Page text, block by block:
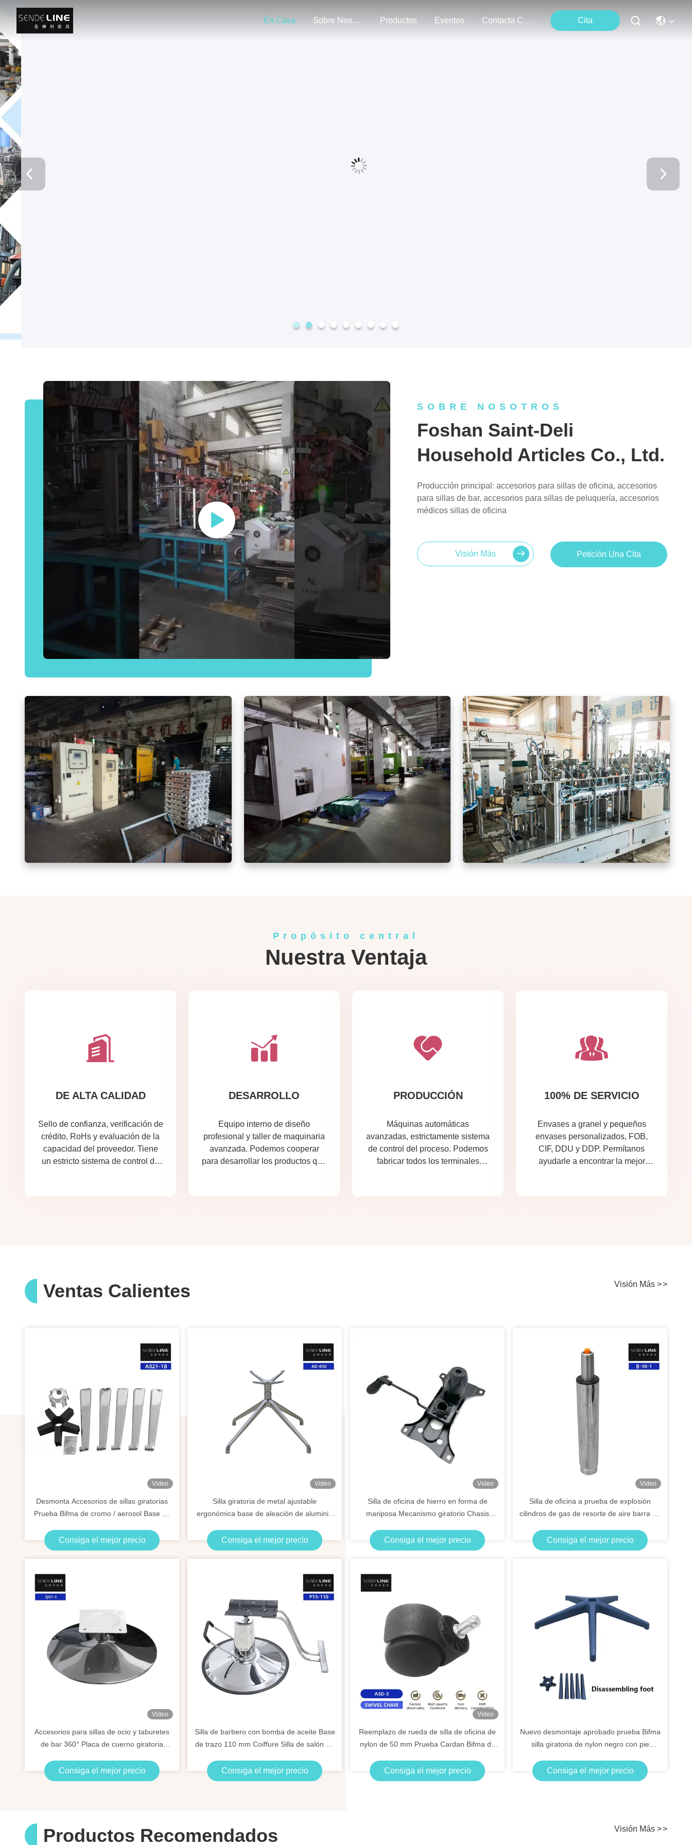
En Casa Sobre Nosotros Productos Eventos Contacta Con Nosotros Cita
SOBRE NOSOTROS
Foshan Saint-Deli
Household Articles Co., Ltd.
Producción principal: accesorios para sillas de oficina, accesorios
para sillas de bar, accesorios para sillas de peluquería, accesorios
médicos sillas de oficina
Visión Más Petición Una Cita
Propósito central
Nuestra Ventaja
DE ALTA CALIDAD
Sello de confianza, verificación de
crédito, RoHs y evaluación de la
capacidad del proveedor. Tiene
un estricto sistema de control de
DESARROLLO
Equipo interno de diseño
profesional y taller de maquinaria
avanzada. Podemos cooperar
para desarrollar los productos que
PRODUCCIÓN
Máquinas automáticas
avanzadas, estrictamente sistema
de control del proceso. Podemos
fabricar todos los terminales
100% DE SERVICIO
Envases a granel y pequeños
envases personalizados, FOB,
CIF, DDU y DDP. Permítanos
ayudarle a encontrar la mejor
Ventas Calientes Visión Más >>
Video
Desmonta Accesorios de sillas giratorias
Prueba Bifma de cromo / aerosol Base de
Consiga el mejor precio
Video
Silla giratoria de metal ajustable
ergonómica base de aleación de aluminio
Consiga el mejor precio
Video
Silla de oficina de hierro en forma de
mariposa Mecanismo giratorio Chasis
Consiga el mejor precio
Video
Silla de oficina a prueba de explosión
cilindros de gas de resorte de aire barra de
Consiga el mejor precio
Video
Accesorios para sillas de ocio y taburetes
de bar 360° Placa de cuerno giratoria
Consiga el mejor precio
Silla de barbero con bomba de aceite Base
de trazo 110 mm Coiffure Silla de salón de
Consiga el mejor precio
Video
Reemplazo de rueda de silla de oficina de
nylon de 50 mm Prueba Cardan Bifma de
Consiga el mejor precio
Nuevo desmontaje aprobado prueba Bifma
silla giratoria de nylon negro con pie
Consiga el mejor precio
Productos Recomendados Visión Más >>